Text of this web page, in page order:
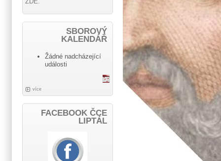
SBOROVÝ
KALENDÁŘ
Žádné nadcházející
události
více
FACEBOOK ČCE
LIPTÁL